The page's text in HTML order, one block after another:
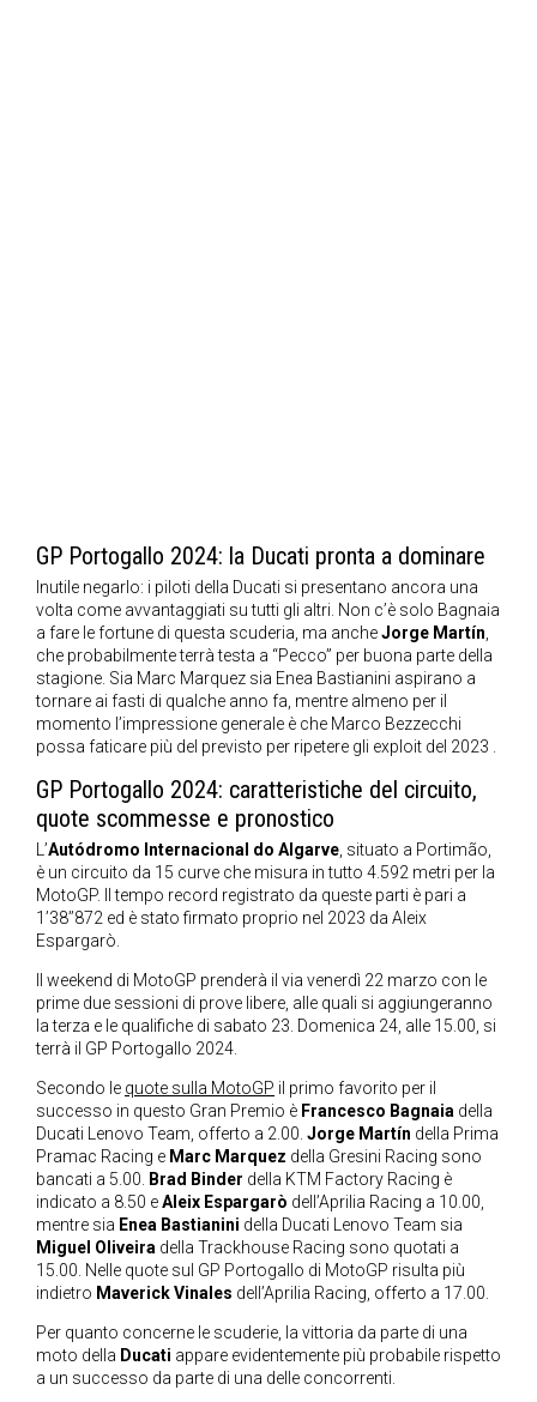
GP Portogallo 2024: la Ducati pronta a dominare
Inutile negarlo: i piloti della Ducati si presentano ancora una
volta come avvantaggiati su tutti gli altri. Non c’è solo Bagnaia
a fare le fortune di questa scuderia, ma ancheJorge Martín,
che probabilmente terrà testa a “Pecco” per buona parte della
stagione. Sia Marc Marquez sia Enea Bastianini aspirano a
tornare ai fasti di qualche anno fa, mentre almeno per il
momento l’impressione generale è che Marco Bezzecchi
possa faticare più del previsto per ripetere gli exploit del 2023 .
GP Portogallo 2024: caratteristiche del circuito,
quote scommesse e pronostico
L’Autódromo Internacional do Algarve, situato a Portimão,
è un circuito da 15 curve che misura in tutto 4.592 metri per la
MotoGP. Il tempo record registrato da queste parti è pari a
1’38’’872 ed è stato firmato proprio nel 2023 da Aleix
Espargarò.
Il weekend di MotoGP prenderà il via venerdì 22 marzo con le
prime due sessioni di prove libere, alle quali si aggiungeranno
la terza e le qualifiche di sabato 23. Domenica 24, alle 15.00, si
terrà il GP Portogallo 2024.
Secondo le quote sulla MotoGP il primo favorito per il
successo in questo Gran Premio è Francesco Bagnaia della
Ducati Lenovo Team, offerto a 2.00. Jorge Martín della Prima
Pramac Racing e Marc Marquez della Gresini Racing sono
bancati a 5.00. Brad Binder della KTM Factory Racing è
indicato a 8.50 eAleix Espargarò dell’Aprilia Racing a 10.00,
mentre sia Enea Bastianini della Ducati Lenovo Team sia
Miguel Oliveira della Trackhouse Racing sono quotati a
15.00. Nelle quote sul GP Portogallo di MotoGP risulta più
indietro Maverick Vinales dell’Aprilia Racing, offerto a 17.00.
Per quanto concerne le scuderie, la vittoria da parte di una
moto della Ducati appare evidentemente più probabile rispetto
a un successo da parte di una delle concorrenti.